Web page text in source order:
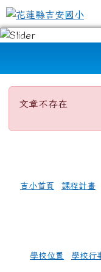
跳至主內容區
花蓮縣吉安
文章不存在
吉小首頁 課程計畫
學校位置 學校行